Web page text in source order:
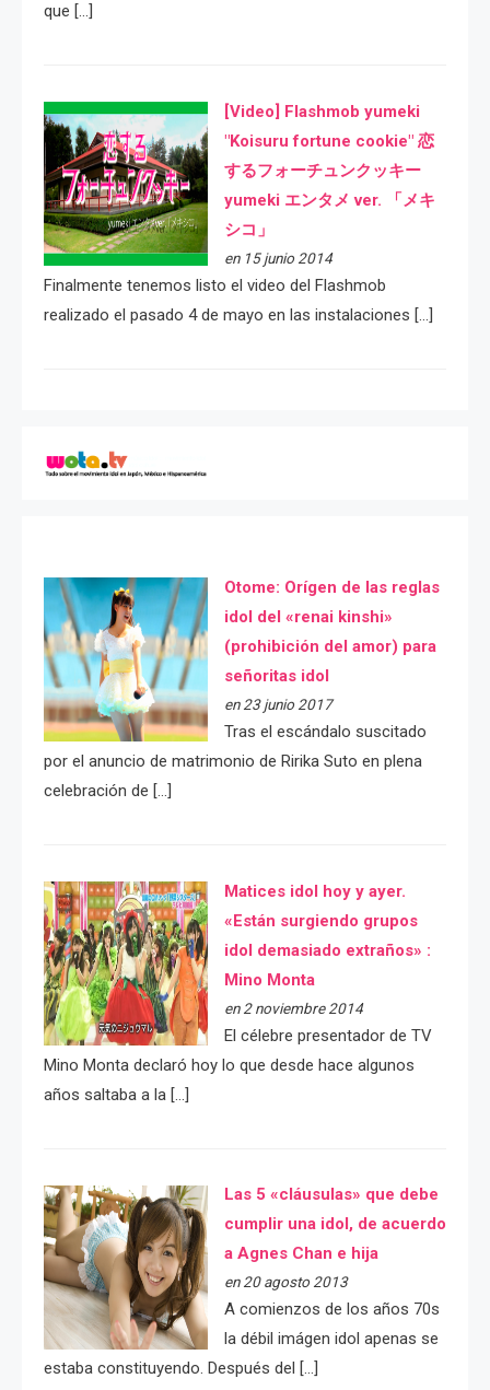
que […]
[Video] Flashmob yumeki
"Koisuru fortune cookie" 恋
するフォーチュンクッキー
yumeki エンタメ ver. 「メキ
シコ」
en 15 junio 2014
Finalmente tenemos listo el video del Flashmob
realizado el pasado 4 de mayo en las instalaciones […]
Otome: Orígen de las reglas
idol del «renai kinshi»
(prohibición del amor) para
señoritas idol
en 23 junio 2017
Tras el escándalo suscitado
por el anuncio de matrimonio de Ririka Suto en plena
celebración de […]
Matices idol hoy y ayer.
«Están surgiendo grupos
idol demasiado extraños» :
Mino Monta
en 2 noviembre 2014
El célebre presentador de TV
Mino Monta declaró hoy lo que desde hace algunos
años saltaba a la […]
Las 5 «cláusulas» que debe
cumplir una idol, de acuerdo
a Agnes Chan e hija
en 20 agosto 2013
A comienzos de los años 70s
la débil imágen idol apenas se
estaba constituyendo. Después del […]